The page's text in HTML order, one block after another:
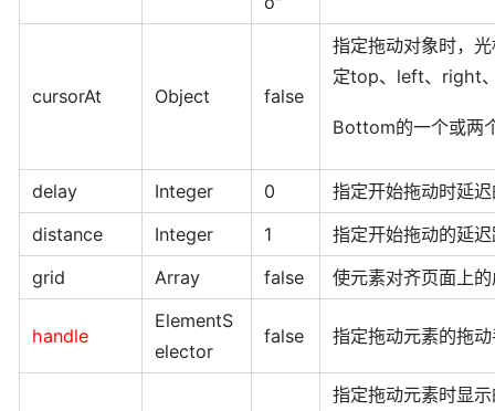
cursorAt Object false
指定拖动对象时，
定top、left、right
Bottom的一个或两
delay Integer 0
指定开始拖动时延
distance
Integer 1
指定开始拖动的延
grid
Array false 使元素对齐页面上
handle
ElementS
elector
false 指定拖动元素的拖
指定拖动元素时显